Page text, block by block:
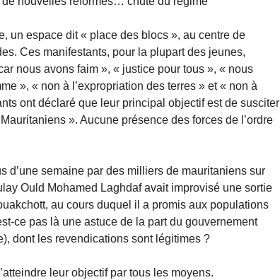
un espace dit « place des blocs », au centre de
Ces manifestants, pour la plupart des jeunes,
nous avons faim », « justice pour tous », « nous
», « non à l’expropriation des terres » et « non à
ont déclaré que leur principal objectif est de susciter
». Aucune présence des forces de l’ordre
d’une semaine par des milliers de mauritaniens sur
Ould Mohamed Laghdaf avait improvisé une sortie
au cours duquel il a promis aux populations
ce pas là une astuce de la part du gouvernement
dont les revendications sont légitimes ?
leur objectif par tous les moyens.